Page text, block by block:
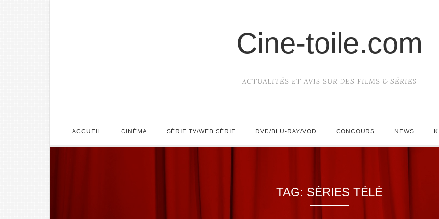
Cine-toile.com
ACTUALITÉS ET AVIS SUR DES FILMS & SÉRIES
ACCUEIL CINÉMA SÉRIE TV/WEB SÉRIE DVD/BLU-RAY/VOD CONCOURS NEWS
TAG: SÉRIES TÉLÉ